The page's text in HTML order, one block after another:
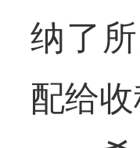
纳了
配给